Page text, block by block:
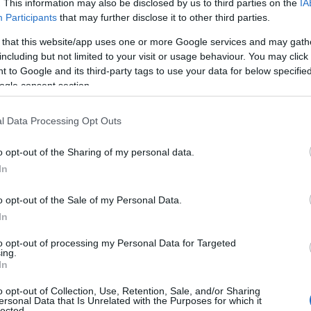
This information may also be disclosed by us to third parties on the
Participants that may further disclose it to other third parties.
that this website/app uses one or more Google services and may
but not limited to your visit or usage behaviour. You may
to Google and its third-party tags to use your data for below
consent section.
Data Processing Opt Outs
opt-out of the Sharing of my personal data.
opt-out of the Sale of my Personal Data.
opt-out of processing my Personal Data for Targeted
opt-out of Collection, Use, Retention, Sale, and/or Sharing
Data that Is Unrelated with the Purposes for which it
appelés codes ABI et CAB. L’ABI se compose
laquelle un compte bancaire est ouvert. Le CAB,
qui identifie l’agence bancaire auprès de
l’IBAN ?
est un code de compte bancaire unique utilisé
IBAN italien se compose de 27 chiffres, dont les
représentent le CAB. Par conséquent, pour
regarder les deux premiers et les cinq chiffres